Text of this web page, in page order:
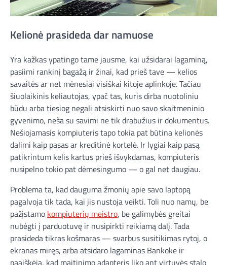
Kelionė prasideda dar namuose
Yra kažkas ypatingo tame jausme, kai užsidarai lagaminą,
pasiimi rankinį bagažą ir žinai, kad prieš tave — kelios
savaitės ar net mėnesiai visiškai kitoje aplinkoje. Tačiau
šiuolaikinis keliautojas, ypač tas, kuris dirba nuotoliniu
būdu arba tiesiog negali atsiskirti nuo savo skaitmeninio
gyvenimo, neša su savimi ne tik drabužius ir dokumentus.
Nešiojamasis kompiuteris tapo tokia pat būtina kelionės
dalimi kaip pasas ar kreditinė kortelė. Ir lygiai kaip pasą
patikrintum kelis kartus prieš išvykdamas, kompiuteris
nusipelno tokio pat dėmesingumo — o gal net daugiau.
Problema ta, kad dauguma žmonių apie savo laptopą
pagalvoja tik tada, kai jis nustoja veikti. Toli nuo namų, be
pažįstamo kompiuterių meistro, be galimybės greitai
nubėgti į parduotuvę ir nusipirkti reikiamą dalį. Tada
prasideda tikras košmaras — svarbus susitikimas rytoj, o
ekranas miręs, arba atsidaro lagaminas Bankoke ir
paaiškėja, kad maitinimo adapteris liko ant virtuvės stalo